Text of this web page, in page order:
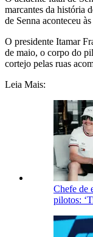
marcantes da história
de Senna aconteceu
O presidente Itamar
de maio, o corpo do
cortejo pelas ruas
Leia Mais:
Chefe de
pilotos: